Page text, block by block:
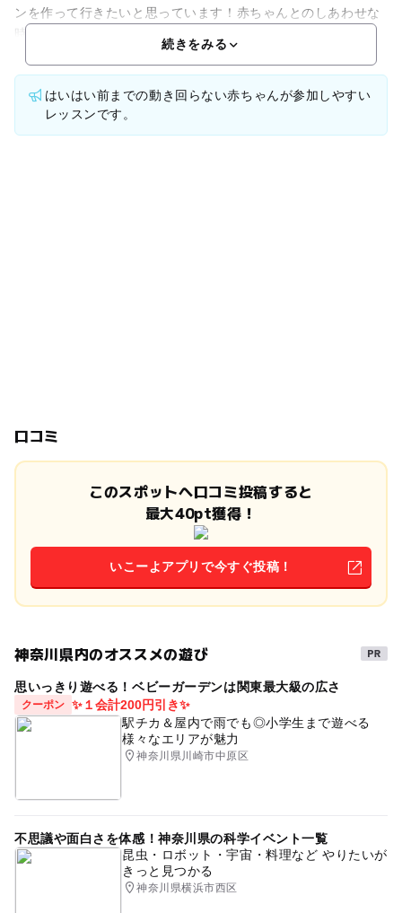
ンを作って行きたいと思っています！赤ちゃんとのしあわせな
時間にアロマをプラスして親子で笑顔を増やしていきましょう
続きをみる
はいはい前までの動き回らない赤ちゃんが参加しやすい
レッスンです。
口コミ
このスポットへ口コミ投稿すると
最大40pt獲得！
いこーよアプリで今すぐ投稿！
神奈川県内のオススメの遊び
思いっきり遊べる！ベビーガーデンは関東最大級の広さ
クーポン ✨１会計200円引き✨
駅チカ＆屋内で雨でも◎小学生まで遊べる
様々なエリアが魅力
神奈川県川崎市中原区
不思議や面白さを体感！神奈川県の科学イベント一覧
昆虫・ロボット・宇宙・料理など やりたいが
きっと見つかる
神奈川県横浜市西区